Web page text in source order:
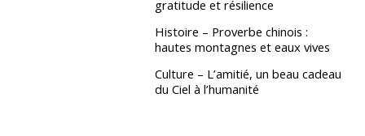
gratitude et résilience
Histoire – Proverbe chinois :
hautes montagnes et eaux vives
Culture – L’amitié, un beau cadeau
du Ciel à l’humanité